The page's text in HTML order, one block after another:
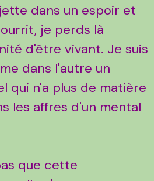
dans un espoir et
je perds là
d'être vivant. Je suis
dans l'autre un
qui n'a plus de matière
les affres d'un mental
que cette